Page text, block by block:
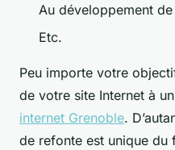
Au développement
Etc.
Peu importe votre
de votre site Internet à
internet Grenoble.
de refonte est unique du